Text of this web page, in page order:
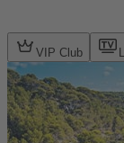
VIP Club